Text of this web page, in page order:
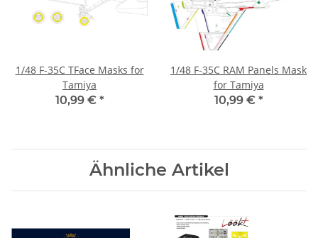
1/48 F-35C TFace Masks for
Tamiya
10,99 € *
1/48 F-35C RAM Panels Mask
for Tamiya
10,99 € *
Ähnliche Artikel